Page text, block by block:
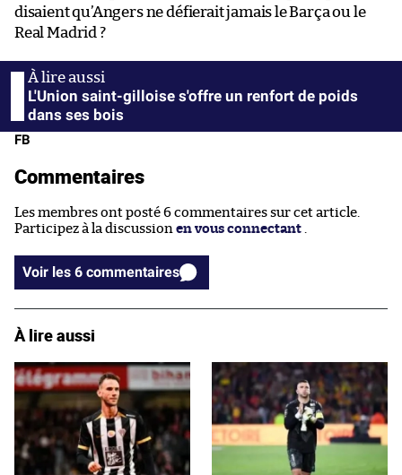
disaient qu’Angers ne défierait jamais le Barça ou le
Real Madrid ?
L'Union saint-gilloise s'offre un renfort de poids
dans ses bois
FB
Commentaires
Les membres ont posté 6 commentaires sur cet article.
Participez à la discussion en vous connectant
Voir les 6 commentaires
À lire aussi